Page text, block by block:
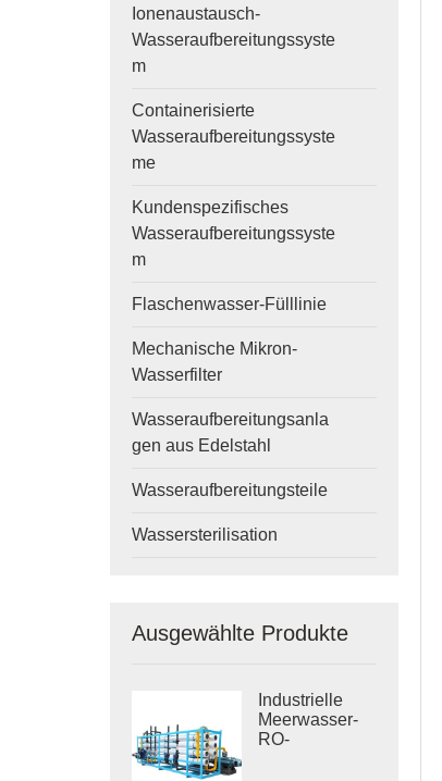
Ionenaustausch-
Wasseraufbereitungssyste
m
Containerisierte
Wasseraufbereitungssyste
me
Kundenspezifisches
Wasseraufbereitungssyste
m
Flaschenwasser-Fülllinie
Mechanische Mikron-
Wasserfilter
Wasseraufbereitungsanla
gen aus Edelstahl
Wasseraufbereitungsteile
Wassersterilisation
Ausgewählte Produkte
Industrielle
Meerwasser-
RO-